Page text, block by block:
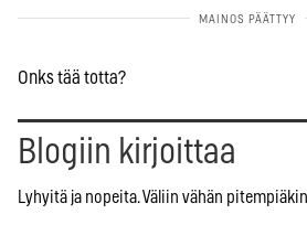
Onks tää totta?
Blogiin kirjoittaa
Lyhyitä ja nopeita. Väliin vähän